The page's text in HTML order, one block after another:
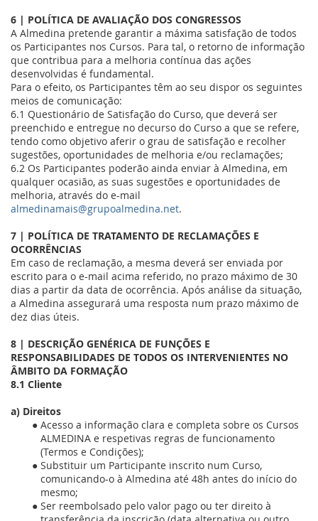
6 | POLÍTICA DE AVALIAÇÃO DOS CONGRESSOS
A Almedina pretende garantir a máxima satisfação de todos
os Participantes nos Cursos. Para tal, o retorno de informação
que contribua para a melhoria contínua das ações
desenvolvidas é fundamental.
Para o efeito, os Participantes têm ao seu dispor os seguintes
meios de comunicação:
6.1 Questionário de Satisfação do Curso, que deverá ser
preenchido e entregue no decurso do Curso a que se refere,
tendo como objetivo aferir o grau de satisfação e recolher
sugestões, oportunidades de melhoria e/ou reclamações;
6.2 Os Participantes poderão ainda enviar à Almedina, em
qualquer ocasião, as suas sugestões e oportunidades de
melhoria, através do e-mail
almedinamais@grupoalmedina.net.
7 | POLÍTICA DE TRATAMENTO DE RECLAMAÇÕES E
OCORRÊNCIAS
Em caso de reclamação, a mesma deverá ser enviada por
escrito para o e-mail acima referido, no prazo máximo de 30
dias a partir da data de ocorrência. Após análise da situação,
a Almedina assegurará uma resposta num prazo máximo de
dez dias úteis.
8 | DESCRIÇÃO GENÉRICA DE FUNÇÕES E
RESPONSABILIDADES DE TODOS OS INTERVENIENTES NO
ÂMBITO DA FORMAÇÃO
8.1 Cliente
a) Direitos
Acesso a informação clara e completa sobre os Cursos
ALMEDINA e respetivas regras de funcionamento
(Termos e Condições);
Substituir um Participante inscrito num Curso,
comunicando-o à Almedina até 48h antes do início do
mesmo;
Ser reembolsado pelo valor pago ou ter direito à